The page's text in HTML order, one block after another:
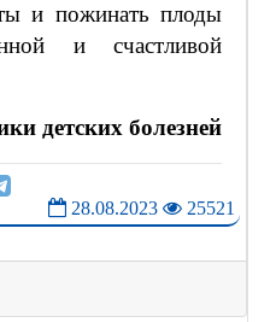
и пожинать плоды
и счастливой
детских болезней
28.08.2023 25521